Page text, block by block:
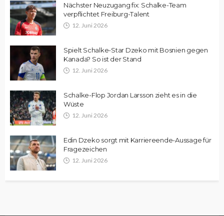
Nächster Neuzugang fix: Schalke-Team
verpflichtet Freiburg-Talent
12. Juni 2026
Spielt Schalke-Star Dzeko mit Bosnien gegen
Kanada? So ist der Stand
12. Juni 2026
Schalke-Flop Jordan Larsson zieht es in die
Wüste
12. Juni 2026
Edin Dzeko sorgt mit Karriereende-Aussage für
Fragezeichen
12. Juni 2026